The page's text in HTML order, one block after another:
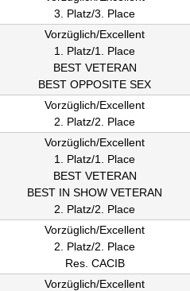
3. Platz/3. Place
Vorzüglich/Excellent
1. Platz/1. Place
BEST VETERAN
BEST OPPOSITE SEX
Vorzüglich/Excellent
2. Platz/2. Place
Vorzüglich/Excellent
1. Platz/1. Place
BEST VETERAN
BEST IN SHOW VETERAN
2. Platz/2. Place
Vorzüglich/Excellent
2. Platz/2. Place
Res. CACIB
Vorzüglich/Excellent